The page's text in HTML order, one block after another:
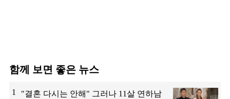
함께 보면 좋은 뉴스
1
"결혼 다시는 안해" 그러나 11살 연하남